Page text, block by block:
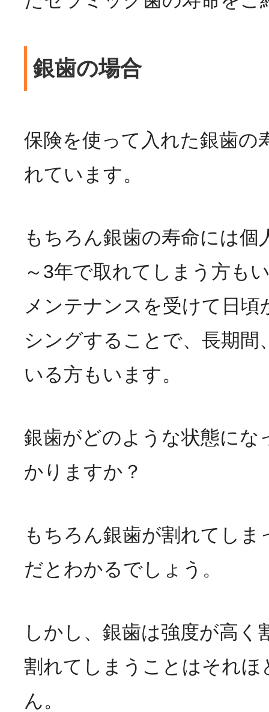
銀歯の場合
保険を使って入れた銀歯の
れています。
もちろん銀歯の寿命には個
～3年で取れてしまう方も
メンテナンスを受けて日
シングすることで、長期間
いる方もいます。
銀歯がどのような状態にな
かりますか？
もちろん銀歯が割れてしま
だとわかるでしょう。
しかし、銀歯は強度が高く
割れてしまうことはそれほ
ん。